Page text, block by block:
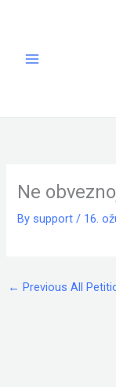
Ne
By support/ 16.
← Previous All